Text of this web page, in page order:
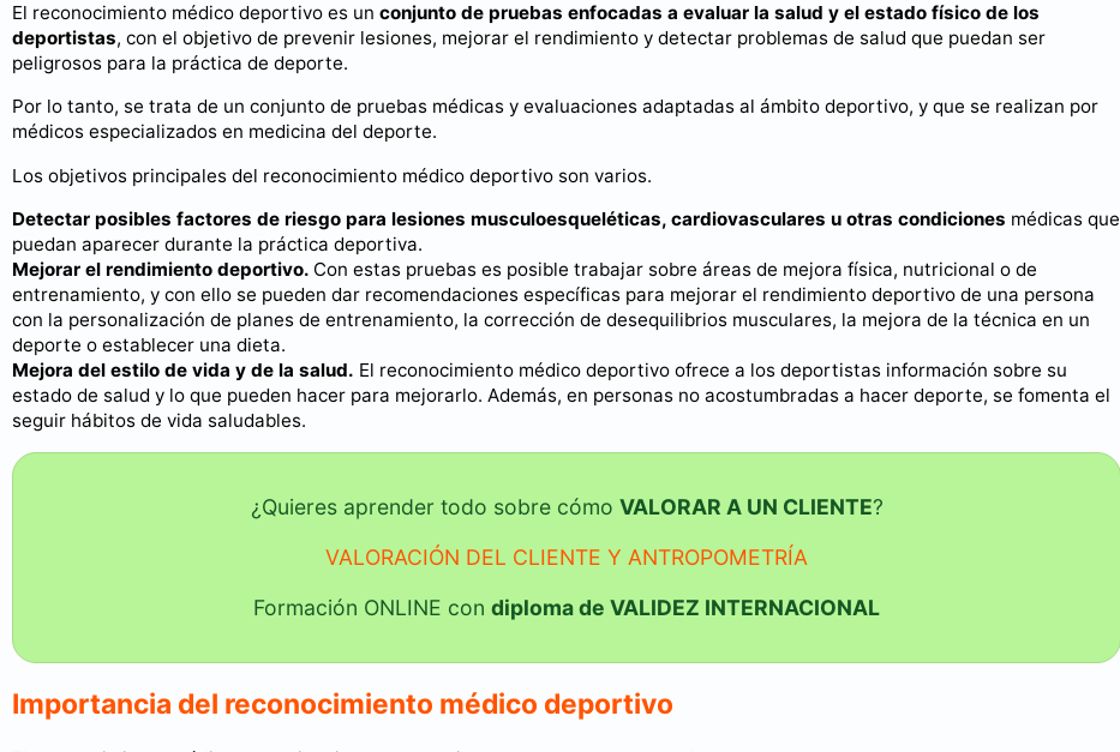
El reconocimiento médico deportivo es un conjunto de pruebas enfocadas a evaluar la salud y el estado físico de los
deportistas, con el objetivo de prevenir lesiones, mejorar el rendimiento y detectar problemas de salud que puedan ser
peligrosos para la práctica de deporte.
Por lo tanto, se trata de un conjunto de pruebas médicas y evaluaciones adaptadas al ámbito deportivo, y que se realizan por
médicos especializados en medicina del deporte.
Los objetivos principales del reconocimiento médico deportivo son varios.
Detectar posibles factores de riesgo para lesiones musculoesqueléticas, cardiovasculares u otras condiciones médicas que
puedan aparecer durante la práctica deportiva.
Mejorar el rendimiento deportivo. Con estas pruebas es posible trabajar sobre áreas de mejora física, nutricional o de
entrenamiento, y con ello se pueden dar recomendaciones específicas para mejorar el rendimiento deportivo de una persona
con la personalización de planes de entrenamiento, la corrección de desequilibrios musculares, la mejora de la técnica en un
deporte o establecer una dieta.
Mejora del estilo de vida y de la salud. El reconocimiento médico deportivo ofrece a los deportistas información sobre su
estado de salud y lo que pueden hacer para mejorarlo. Además, en personas no acostumbradas a hacer deporte, se fomenta el
seguir hábitos de vida saludables.
¿Quieres aprender todo sobre cómo VALORAR A UN CLIENTE?
VALORACIÓN DEL CLIENTE Y ANTROPOMETRÍA
Formación ONLINE con diploma de VALIDEZ INTERNACIONAL
Importancia del reconocimiento médico deportivo